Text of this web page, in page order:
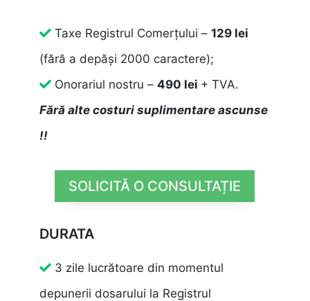
Taxe Registrul Comerțului – 129 lei
(fără a depăși 2000 caractere);
Onorariul nostru – 490 lei + TVA.
Fără alte costuri suplimentare ascunse
!!
SOLICITĂ O CONSULTAȚIE
DURATA
3 zile lucrătoare din momentul
depunerii dosarului la Registrul